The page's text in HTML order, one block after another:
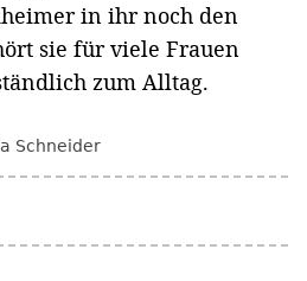
in ihr noch den
sie für viele Frauen
zum Alltag.
Schneider